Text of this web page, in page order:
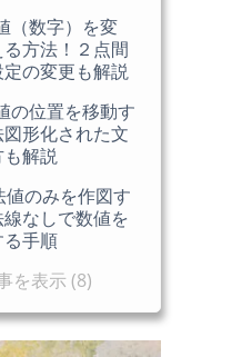
（数字）を変
方法！２点間
の変更も解説
の位置を移動す
形化された文
解説
値のみを作図す
なしで数値を
手順
を表示 (8)